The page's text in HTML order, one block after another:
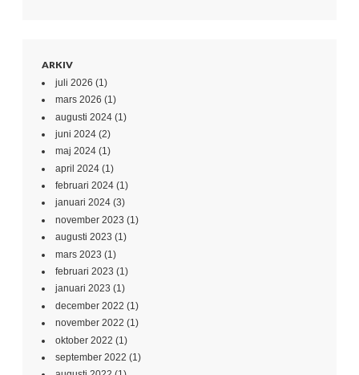
ARKIV
juli 2026 (1)
mars 2026 (1)
augusti 2024 (1)
juni 2024 (2)
maj 2024 (1)
april 2024 (1)
februari 2024 (1)
januari 2024 (3)
november 2023 (1)
augusti 2023 (1)
mars 2023 (1)
februari 2023 (1)
januari 2023 (1)
december 2022 (1)
november 2022 (1)
oktober 2022 (1)
september 2022 (1)